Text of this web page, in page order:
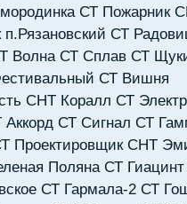
СТ Пожарник
п.Рязановский СТ
Волна СТ Сплав СТ
СТ Вишня
СНТ Коралл СТ
Аккорд СТ Сигнал СТ
Проектировщик СНТ
Поляна СТ Гиацинт
СТ Гармала-2 СТ